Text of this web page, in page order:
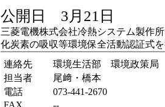
公開日 3月21日
三菱電機株式会社冷熱システム製作
化炭素の吸収等環境保全活動認証式
連絡先
環境生活部 環境政策局
担当者
尾﨑・橋本
電話
073-441-2670
FAX
--